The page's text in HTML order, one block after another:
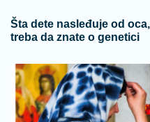
Šta dete nasleđuje od
treba da znate o genetici